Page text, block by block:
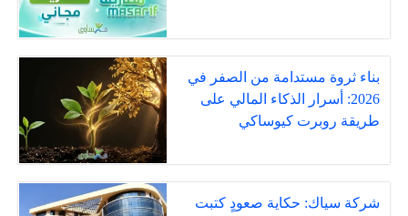
بناء ثروة مستدامة من الصفر في
2026: أسرار الذكاء المالي على
طريقة روبرت كيوساكي
شركة سياك: حكاية صعودٍ كتبت